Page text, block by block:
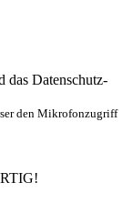
das Datenschutz-
den Mikrofonzugriff